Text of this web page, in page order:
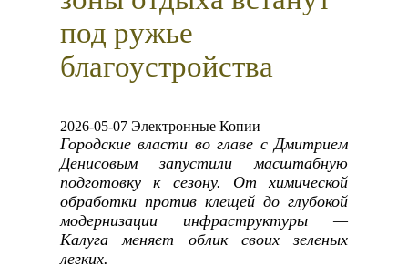
под ружье
благоустройства
2026-05-07 Электронные Копии
Городские власти во главе с Дмитрием
Денисовым запустили масштабную
подготовку к сезону. От химической
обработки против клещей до глубокой
модернизации инфраструктуры —
Калуга меняет облик своих зеленых
легких.